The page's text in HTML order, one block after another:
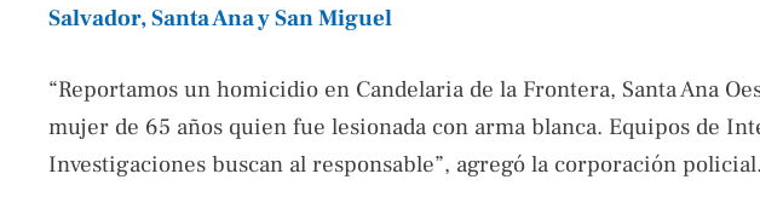
Salvador, Santa Ana y San Miguel
“Reportamos un homicidio en Candelaria de la Frontera, Santa Ana
mujer de 65 años quien fue lesionada con arma blanca. Equipos de
Investigaciones buscan al responsable”, agregó la corporación policial.